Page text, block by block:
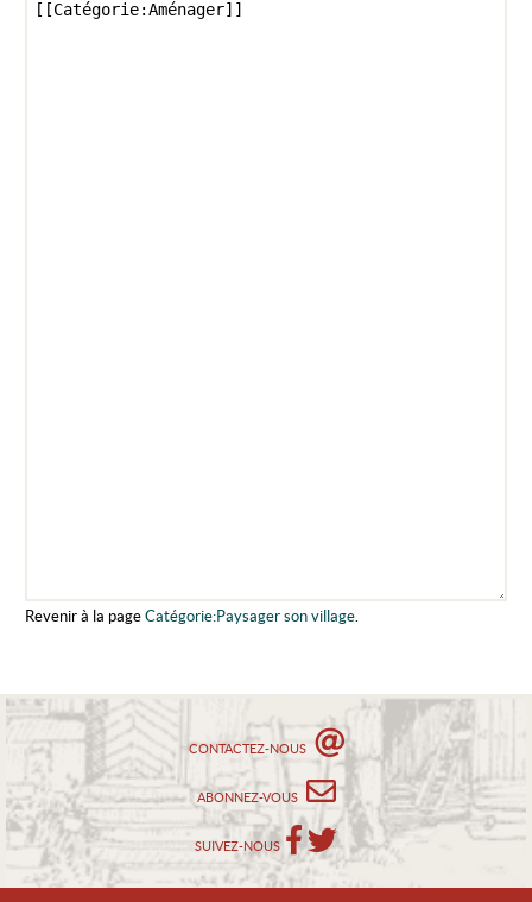
Revenir à la page Catégorie:Paysager son village.
CONTACTEZ-NOUS
ABONNEZ-VOUS
SUIVEZ-NOUS